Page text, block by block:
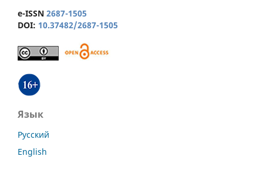
e-ISSN 2687-1505
DOI: 10.37482/2687-1505
Язык
Русский
English